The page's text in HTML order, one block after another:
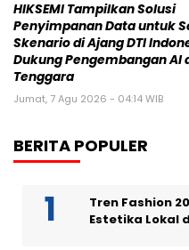
HIKSEMI Tampilkan Solusi
Penyimpanan Data untuk
Skenario di Ajang DTI
Dukung Pengembangan AI
Tenggara
Jumat, 7 Agu 2026 - 04:14 WIB
BERITA POPULER
Tren Fashion
Estetika Lokal